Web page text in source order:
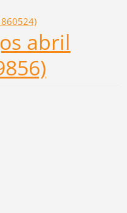
abril